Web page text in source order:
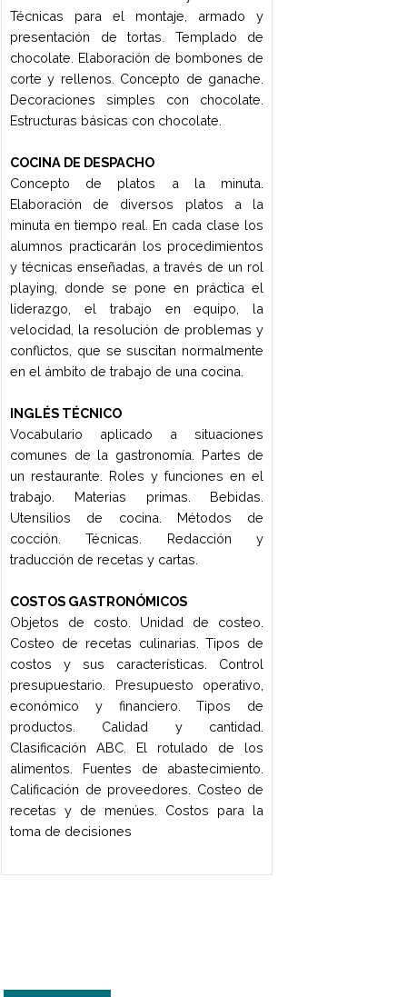
de trabajo, proveedores y negocios.
Aplicación de estructuras gramaticales
simples. Traducciones.
CATERING Y EVENTOS
Definición de catering y sus
de catering según el mercado al que va
dirigido: Catering de transporte, catering
colectivo y social. Catering especial o de
alta gama. Concepto y modalidad de
banquetes. Composición del menú.
Cálculo de cantidades de alimentos y
bebidas. Cronograma. Planificación y
organización. Hoja de ruta. Timing. La
planificación de eventos. Las etapas y
sus tiempos. La información básica y el
brief. Los recursos humanos y técnicos.
La estimación de tiempos y la
calendarización: cronogramas, agendas
y programas. Convocatoria de invitados.
La evaluación del evento.
4to Cuatrimestre
COCINA DE BANQUETES
Técnicas clásicas y modernas para la
elaboración y presentación de
preparaciones tradicionales para
eventos: canapés, finger food, buffets
fríos y calientes, patés y balotinas. El uso
de las nuevas tecnologías en la
producción de comida para eventos.
PANADERÍA DE TIENDA
piezas grandes y pequeñas de la
de la materia prima.